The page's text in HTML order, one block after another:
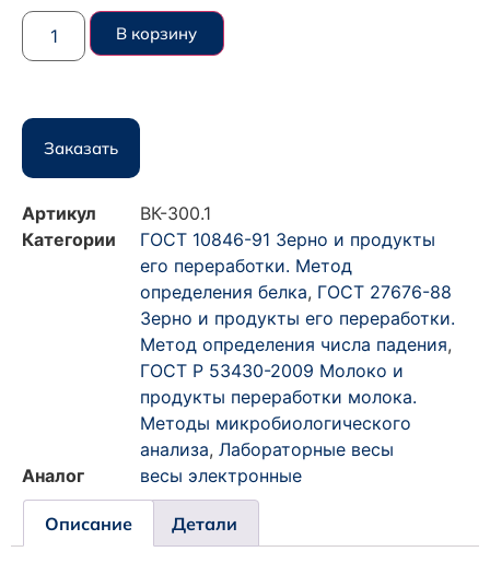
В корзину
Заказать
Артикул
ВК-300.1
Категории
ГОСТ 10846-91 Зерно и продукты
его переработки. Метод
определения белка, ГОСТ 27676-88
Зерно и продукты его переработки.
Метод определения числа падения,
ГОСТ Р 53430-2009 Молоко и
продукты переработки молока.
Методы микробиологического
анализа, Лабораторные весы
Аналог
весы электронные
Описание Детали